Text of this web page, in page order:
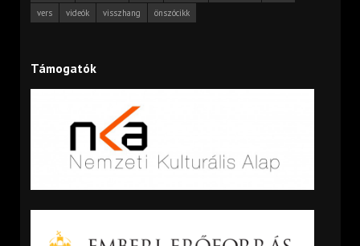
vers
videók visszhang önszócikk
Támogatók